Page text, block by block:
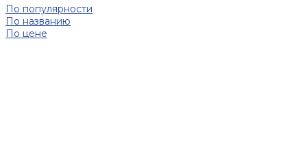
По популярности
По названию
По цене